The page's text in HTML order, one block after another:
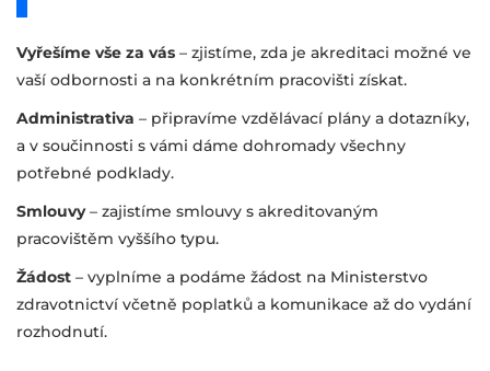
Vyřešíme vše za vás – zjistíme, zda je akreditaci možné ve
vaší odbornosti a na konkrétním pracovišti získat.
Administrativa – připravíme vzdělávací plány a dotazníky,
a v součinnosti s vámi dáme dohromady všechny
potřebné podklady.
Smlouvy– zajistíme smlouvy s akreditovaným
pracovištěm vyššího typu.
Žádost – vyplníme a podáme žádost na Ministerstvo
zdravotnictví včetně poplatků a komunikace až do vydání
rozhodnutí.